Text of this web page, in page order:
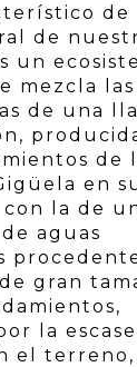
de
de
un
mezcla las
de una
de
en
la de
aguas
gran
la
el